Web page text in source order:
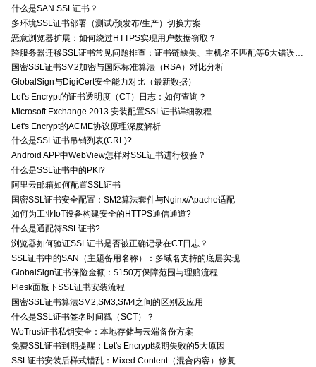
什么是SAN SSL证书？
多环境SSL证书部署（测试/预发布/生产）切换方案
恶意浏览器扩展：如何绕过HTTPS实现用户数据窃取？
国密SSL证书SM2加密与国际标准算法（RSA）对比分析
GlobalSign与DigiCert安全能力对比（最新数据）
Let's Encrypt的证书透明度（CT）日志：如何查询？
Microsoft Exchange 2013 安装配置SSL证书详细教程
Let's Encrypt的ACME协议原理深度解析
什么是SSL证书吊销列表(CRL)?
Android APP中WebView怎样对SSL证书进行校验？
什么是SSL证书中的PKI?
阿里云邮箱如何配置SSL证书
国密SSL证书安全配置：SM2算法套件与Nginx/Apache适配
如何为工业IoT设备构建安全的HTTPS通信通道?
什么是通配符SSL证书?
浏览器如何验证SSL证书是否被正确记录在CT日志？
SSL证书中的SAN（主题备用名称）：多域名支持的底层实现
GlobalSign证书保险金额：$150万保障范围与理赔流程
Plesk面板下SSL证书安装流程
国密SSL证书算法SM2,SM3,SM4之间的区别及应用
什么是SSL证书签名时间戳（SCT）？
WoTrus证书私钥安全：本地存储与云端备份方案
免费SSL证书到期提醒：Let's Encrypt续期失败的5大原因
SSL证书安装后样式错乱：Mixed Content（混合内容）修复